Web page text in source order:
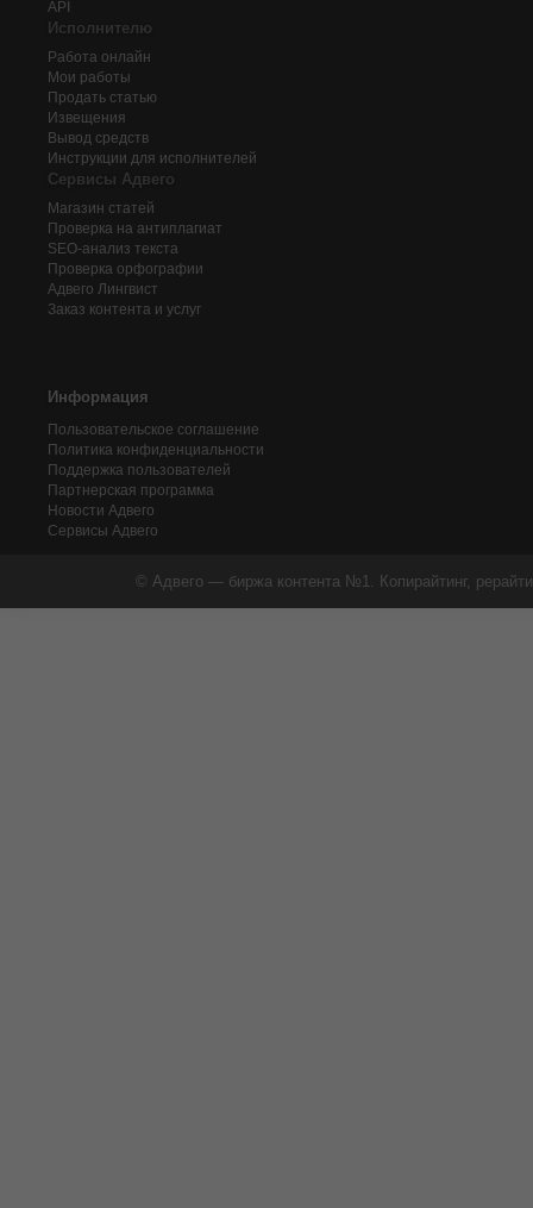
API
Исполнителю
Работа онлайн
Мои работы
Продать статью
Извещения
Вывод средств
Инструкции для исполнителей
Сервисы Адвего
Магазин статей
Проверка на антиплагиат
SEO-анализ текста
Проверка орфографии
Адвего Лингвист
Заказ контента и услуг
Информация
Пользовательское соглашение
Политика конфиденциальности
Поддержка пользователей
Партнерская программа
Новости Адвего
Сервисы Адвего
© Адвего — биржа контента №1. Копирайтинг,